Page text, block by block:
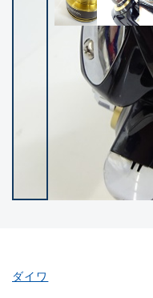
SA (2953)
A(17318)
B+(12301)
B(21990)
(38837)
C-(5150)
(2205)
その他
ダイワ